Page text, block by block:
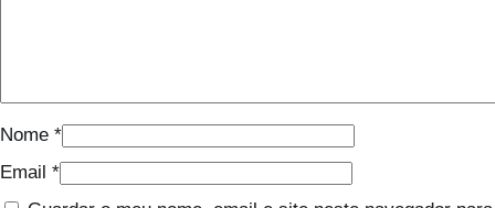
Nome *
Email *